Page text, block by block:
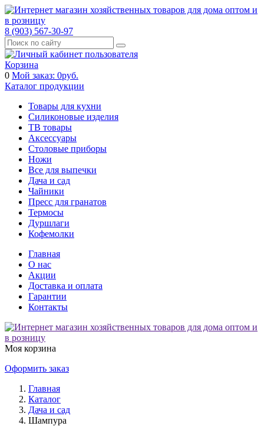
8 (903) 567-30-97
Корзина
0 Мой заказ: 0руб.
Каталог продукции
Товары для кухни
Силиконовые изделия
ТВ товары
Аксессуары
Столовые приборы
Ножи
Все для выпечки
Дача и сад
Чайники
Пресс для гранатов
Термосы
Дуршлаги
Кофемолки
Главная
О нас
Акции
Доставка и оплата
Гарантии
Контакты
Моя корзина
Оформить заказ
Главная
Каталог
Дача и сад
Шампура